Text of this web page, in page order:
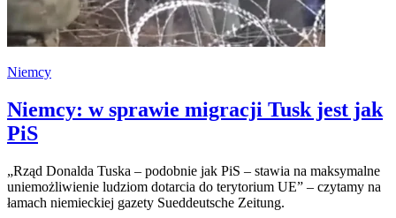
Niemcy
Niemcy: w sprawie migracji Tusk jest jak
PiS
„Rząd Donalda Tuska – podobnie jak PiS – stawia na maksymalne
uniemożliwienie ludziom dotarcia do terytorium UE” – czytamy na
łamach niemieckiej gazety Sueddeutsche Zeitung.